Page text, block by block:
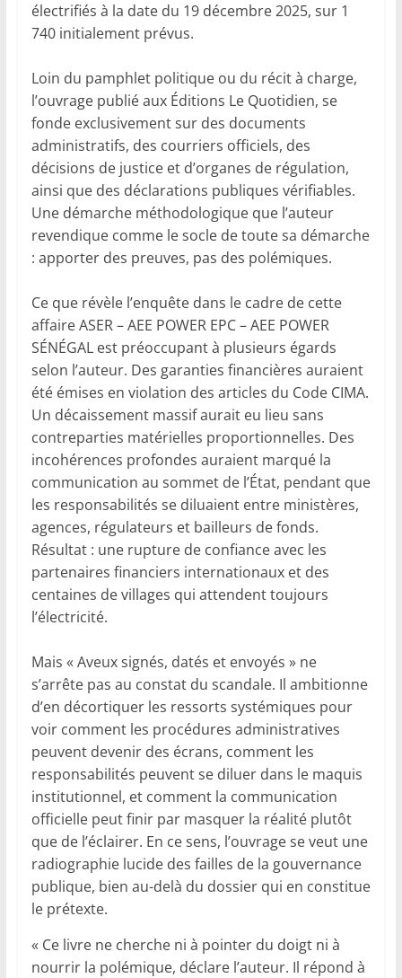
électrifiés à la date du 19 décembre 2025, sur 1
740 initialement prévus.
Loin du pamphlet politique ou du récit à charge,
l’ouvrage publié aux Éditions Le Quotidien, se
fonde exclusivement sur des documents
administratifs, des courriers officiels, des
décisions de justice et d’organes de régulation,
ainsi que des déclarations publiques vérifiables.
Une démarche méthodologique que l’auteur
revendique comme le socle de toute sa démarche
: apporter des preuves, pas des polémiques.
Ce que révèle l’enquête dans le cadre de cette
affaire ASER – AEE POWER EPC – AEE POWER
SÉNÉGAL est préoccupant à plusieurs égards
selon l’auteur. Des garanties financières auraient
été émises en violation des articles du Code CIMA.
Un décaissement massif aurait eu lieu sans
contreparties matérielles proportionnelles. Des
incohérences profondes auraient marqué la
communication au sommet de l’État, pendant que
les responsabilités se diluaient entre ministères,
agences, régulateurs et bailleurs de fonds.
Résultat : une rupture de confiance avec les
partenaires financiers internationaux et des
centaines de villages qui attendent toujours
l’électricité.
Mais « Aveux signés, datés et envoyés » ne
s’arrête pas au constat du scandale. Il ambitionne
d’en décortiquer les ressorts systémiques pour
voir comment les procédures administratives
peuvent devenir des écrans, comment les
responsabilités peuvent se diluer dans le maquis
institutionnel, et comment la communication
officielle peut finir par masquer la réalité plutôt
que de l’éclairer. En ce sens, l’ouvrage se veut une
radiographie lucide des failles de la gouvernance
publique, bien au-delà du dossier qui en constitue
le prétexte.
« Ce livre ne cherche ni à pointer du doigt ni à
nourrir la polémique, déclare l’auteur. Il répond à